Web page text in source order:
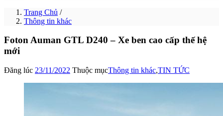
Trang Chủ /
Thông tin khác
Foton Auman GTL D240 – Xe ben cao cấp thế hệ
mới
Đăng lúc 23/11/2022 Thuộc mụcThông tin khác,TIN TỨC